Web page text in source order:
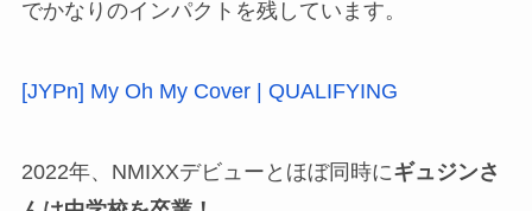
でかなりのインパクトを残しています。
[JYPn] My Oh My Cover | QUALIFYING
2022年、NMIXXデビューとほぼ同時にギュジンさ